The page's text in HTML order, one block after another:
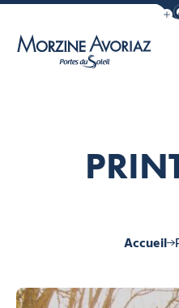
Accueil